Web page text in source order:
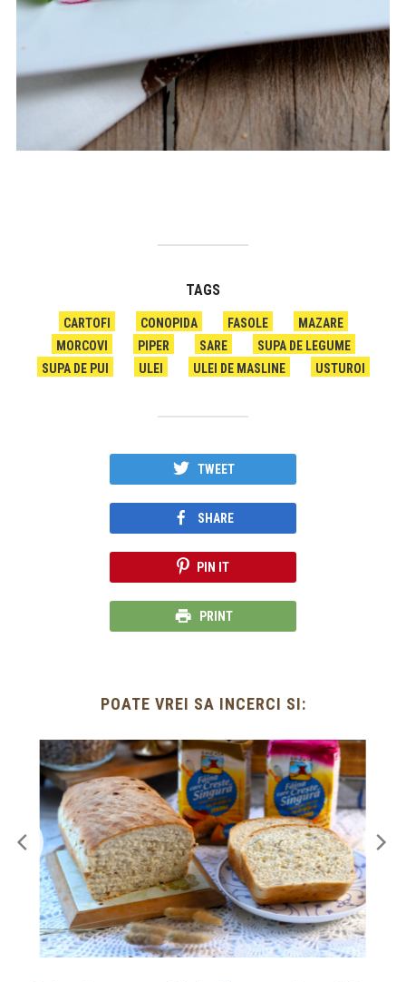
TAGS
CARTOFI CONOPIDA FASOLE
MAZARE
MORCOVI
PIPER SARE
SUPA DE LEGUME
SUPA DE PUI
ULEI ULEI DE MASLINE USTUROI
TWEET
SHARE
PIN IT
PRINT
POATE VREI SA INCERCI SI: